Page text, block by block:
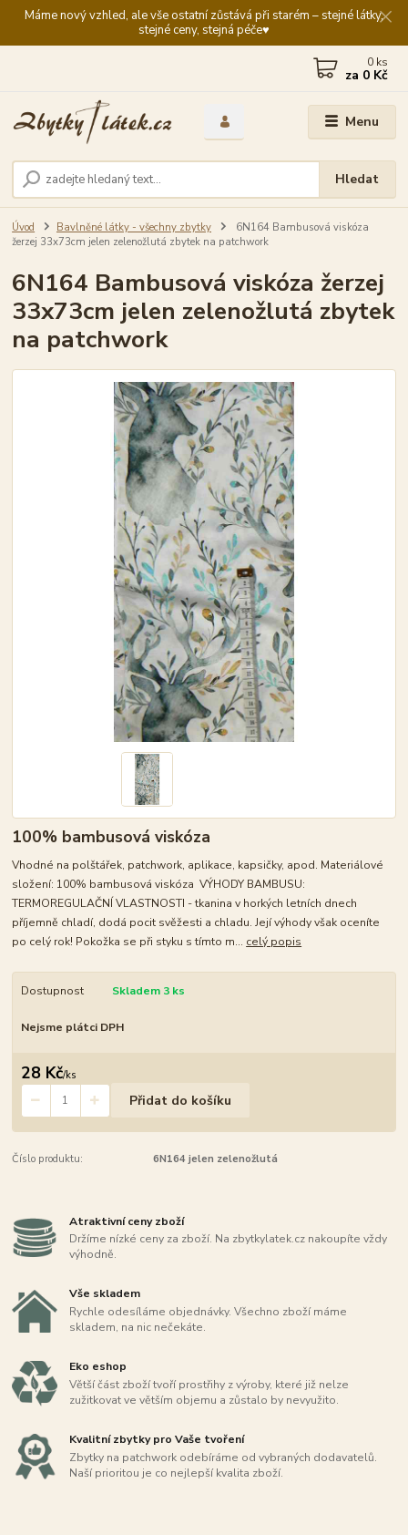
Máme nový vzhled, ale vše ostatní zůstává při starém – stejné látky,
stejné ceny, stejná péče♥️
Menu
Hledat
0 ks
za 0 Kč
Úvod Bavlněné látky - všechny zbytky
6N164 Bambusová viskóza
žerzej 33x73cm jelen zelenožlutá zbytek na patchwork
6N164 Bambusová viskóza žerzej
33x73cm jelen zelenožlutá zbytek
na patchwork
100% bambusová viskóza
Vhodné na polštářek, patchwork, aplikace, kapsičky, apod. Materiálové
složení: 100% bambusová viskóza VÝHODY BAMBUSU:
TERMOREGULAČNÍ VLASTNOSTI - tkanina v horkých letních dnech
příjemně chladí, dodá pocit svěžesti a chladu. Její výhody však oceníte
po celý rok! Pokožka se při styku s tímto m... celý popis
Dostupnost Skladem 3 ks
Nejsme plátci DPH
28 Kč/ks
Přidat do košíku
Číslo produktu: 6N164 jelen zelenožlutá
Atraktivní ceny zboží
Držíme nízké ceny za zboží. Na zbytkylatek.cz nakoupíte vždy
výhodně.
Vše skladem
Rychle odesíláme objednávky. Všechno zboží máme
skladem, na nic nečekáte.
Eko eshop
Větší část zboží tvoří prostřihy z výroby, které již nelze
zužitkovat ve větším objemu a zůstalo by nevyužito.
Kvalitní zbytky pro Vaše tvoření
Zbytky na patchwork odebíráme od vybraných dodavatelů.
Naší prioritou je co nejlepší kvalita zboží.